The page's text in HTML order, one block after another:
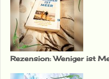
Rezension: Weniger ist